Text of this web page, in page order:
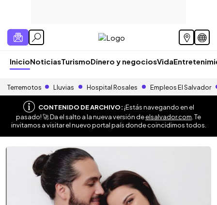
InicioNoticiasTurismoDinero y negociosVida
Terremotos Lluvias Hospital Rosales Empleos El Salvador
CONTENIDO DE ARCHIVO:¡Estás navegando en el
pasado! 🚀 Da el salto a la nueva versión deelsalvador.com . Te
invitamos a visitar el nuevo portal país donde coincidimos todos.